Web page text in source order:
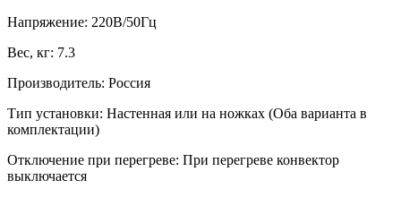
Напряжение: 220В/50Гц
Вес, кг: 7.3
Производитель: Россия
Тип установки: Настенная или на ножках (Оба варианта в
комплектации)
Отключение при перегреве: При перегреве конвектор
выключается